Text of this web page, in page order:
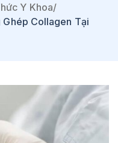
Y Khoa/
Collagen Tại